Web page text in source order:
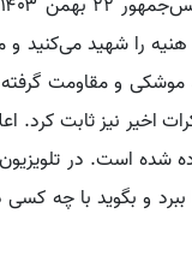
را شهید می‌کنید و
و مقاومت گرفته
اخیر نیز ثابت کرد.
داده شده است. در
و بگوید با چه